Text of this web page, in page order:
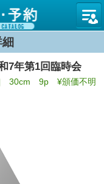
図書館
7年第1回臨時会
30cm 9p ¥頒価不明